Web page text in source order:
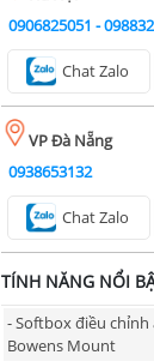
0906825051 -
Chat Zalo
VP Đà Nẵng
0938653132
Chat Zalo
TÍNH NĂNG NỔI
- Softbox điều chỉnh
Bowens Mount